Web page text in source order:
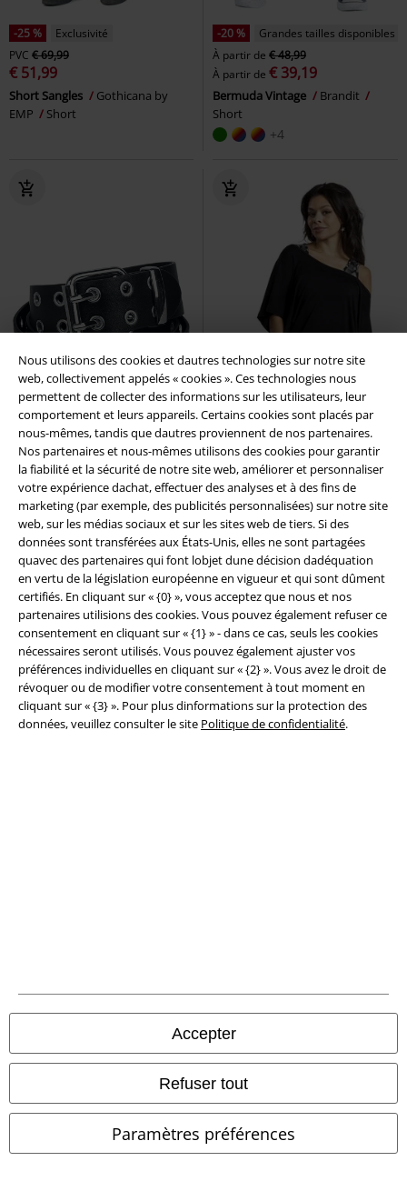
Nous utilisons des cookies et dautres technologies sur notre site
web, collectivement appelés « cookies ». Ces technologies nous
permettent de collecter des informations sur les utilisateurs, leur
comportement et leurs appareils. Certains cookies sont placés par
nous-mêmes, tandis que dautres proviennent de nos partenaires.
Nos partenaires et nous-mêmes utilisons des cookies pour garantir
la fiabilité et la sécurité de notre site web, améliorer et personnaliser
votre expérience dachat, effectuer des analyses et à des fins de
marketing (par exemple, des publicités personnalisées) sur notre site
web, sur les médias sociaux et sur les sites web de tiers. Si des
données sont transférées aux États-Unis, elles ne sont partagées
quavec des partenaires qui font lobjet dune décision dadéquation
en vertu de la législation européenne en vigueur et qui sont dûment
certifiés. En cliquant sur « {0} », vous acceptez que nous et nos
partenaires utilisions des cookies. Vous pouvez également refuser ce
consentement en cliquant sur « {1} » - dans ce cas, seuls les cookies
nécessaires seront utilisés. Vous pouvez également ajuster vos
préférences individuelles en cliquant sur « {2} ». Vous avez le droit de
révoquer ou de modifier votre consentement à tout moment en
cliquant sur « {3} ». Pour plus dinformations sur la protection des
données, veuillez consulter le site Politique de confidentialité.
Accepter
Refuser tout
Paramètres préférences
-25 %
Exclusivité
PVC € 69,99
€ 51,99
Short Sangles
Gothicana by
EMP
Short
-20 %
Grandes tailles disponibles
À partir de € 48,99
À partir de € 39,19
Bermuda Vintage
Brandit
Short
+4
-32 %
Exclusivité
PVC€ 24,99
€ 16,99
Cole
Ceinture À Rivets
Ceinture
-30 %
Exclusivité
PVCÀ partir de€ 32,99
À partir de € 22,94
When The Heart Rules The Mind
Black Premium by EMP
T-Shirt
Manches courtes
PVC€ 32,99
€ 15,99
Robe
longue
€ 26,39
Industry Vintage 3/4
Short
+1